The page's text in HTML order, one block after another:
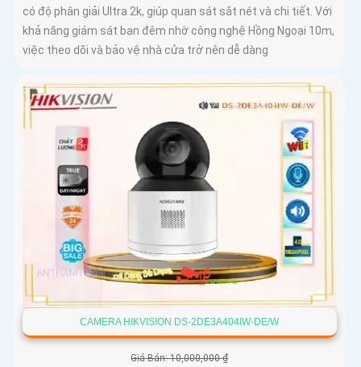
có độ phân giải Ultra 2k, giúp quan sát sắt nét và chi tiết. Với
khả năng giám sát ban đêm nhờ công nghệ Hồng Ngoại 10m,
việc theo dõi và bảo vệ nhà cửa trở nên dễ dàng
CAMERA HIKVISION DS-2DE3A404IW-DE/W
Giá Bán: 10,000,000 ₫